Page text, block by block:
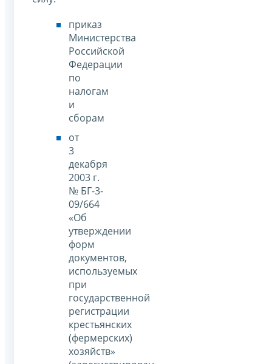
приказ
Министерства
Российской
Федерации
по
налогам
и
сборам
от
3
декабря
2003 г.
№ БГ-3-
09/664
«Об
утверждении
форм
документов,
используемых
при
государственной
регистрации
крестьянских
(фермерских)
хозяйств»